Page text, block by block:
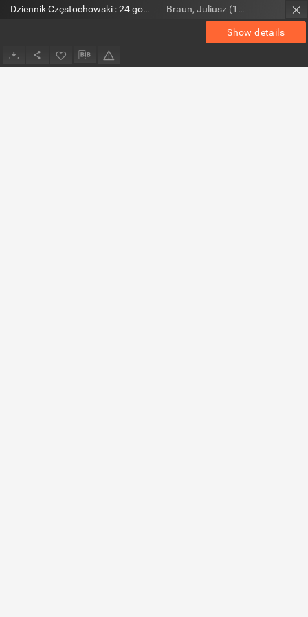
Show details
Dziennik Częstochowski : 24 godziny, 1990, R.1, nr 48 Braun, Juliusz (1948- ). Red.